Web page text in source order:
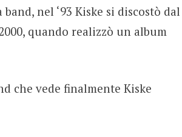
nel ‘93 Kiske si discostò dal
quando realizzò un album
che vede finalmente Kiske